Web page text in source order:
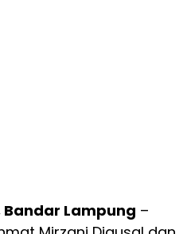
Lampung –